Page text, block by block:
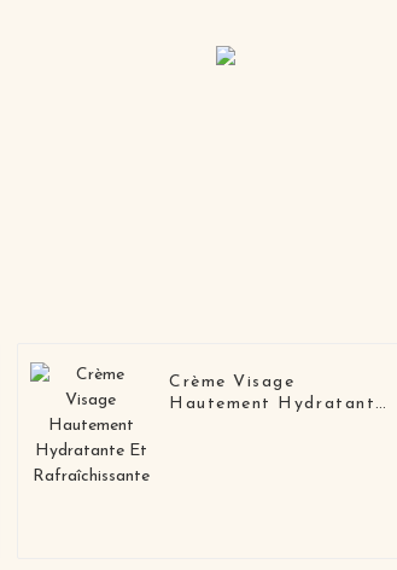
Crème Visage
Hautement Hydratante